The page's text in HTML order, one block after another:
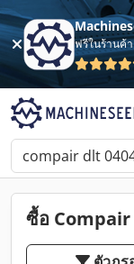
ฟรีในร้านค้า
ซื้อ Compair